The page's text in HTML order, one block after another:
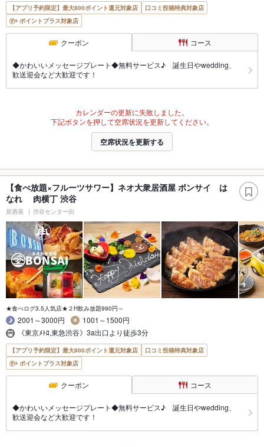
【アプリ予約限定】最大800ポイント還元対象店
口コミ投稿特典対象店
ポイントプラス対象店
クーポン コース
◆かわいいメッセージプレート◆無料サービス♪ 誕生日やwedding、
歓送迎会など大歓迎です！
カレンダーの更新に失敗しました。
下記ボタンを押して空席状況を更新してください。
空席状況を更新する
【食べ放題×フルーツサワー】ネオ大衆居酒屋 ボンサイ は
なれ 肉横丁 渋谷
居酒屋 渋谷センター街
★食べログ3.5人気店★２H飲み放題990円～
2001～3000円
1001～1500円
《東京ﾒﾄﾛ,東急渋谷》3a出口より徒歩3分
【アプリ予約限定】最大800ポイント還元対象店
口コミ投稿特典対象店
ポイントプラス対象店
クーポン コース
◆かわいいメッセージプレート◆無料サービス♪ 誕生日やwedding、
歓送迎会など大歓迎です！